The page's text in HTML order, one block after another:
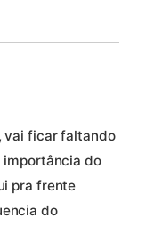
vai ficar faltando
importância do
pra frente
do